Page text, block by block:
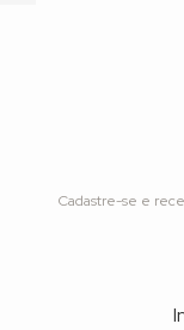
Cadastre-se e